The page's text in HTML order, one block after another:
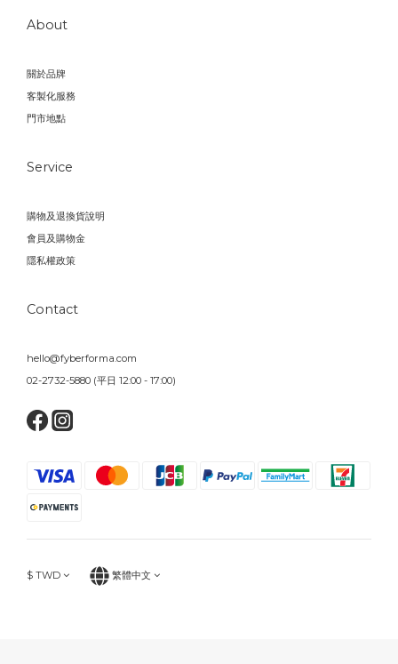
About
關於品牌
客製化服務
門市地點
Service
購物及退換貨說明
會員及購物金
隱私權政策
Contact
hello@fyberforma.com
02-2732-5880 (平日 12:00 - 17:00)
$ TWD 繁體中文